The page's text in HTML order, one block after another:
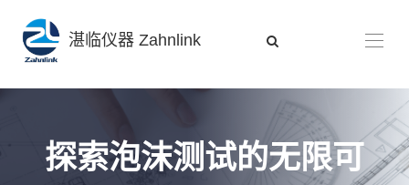
湛临仪器 Zahnlink
探索泡沫测试的无限可